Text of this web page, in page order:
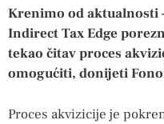
Krenimo od aktualnosti
Indirect Tax Edge
tekao čitav proces
omogućiti, donijeti
Proces akvizicije je